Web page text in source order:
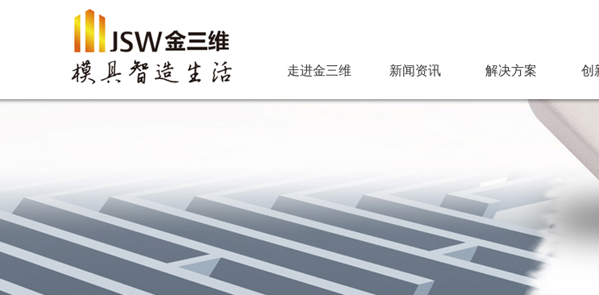
走进金三维 新闻资讯 解决方案 创